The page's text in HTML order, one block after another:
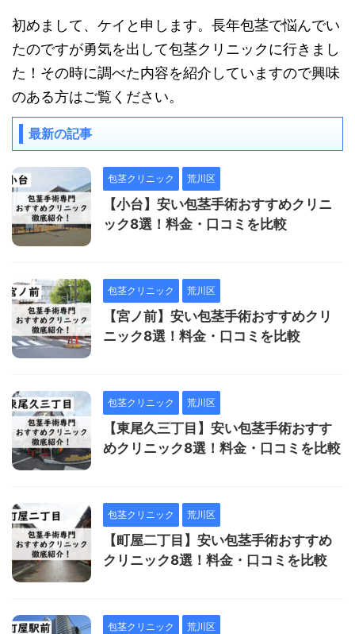
初めまして、ケイと申します。長年包茎で悩んでい
たのですが勇気を出して包茎クリニックに行きまし
た！その時に調べた内容を紹介していますので興味
のある方はご覧ください。
最新の記事
包茎クリニック 荒川区
【小台】安い包茎手術おすすめクリニ
ック8選！料金・口コミを比較
包茎クリニック 荒川区
【宮ノ前】安い包茎手術おすすめクリ
ニック8選！料金・口コミを比較
包茎クリニック 荒川区
【東尾久三丁目】安い包茎手術おすす
めクリニック8選！料金・口コミを比較
包茎クリニック 荒川区
【町屋二丁目】安い包茎手術おすすめ
クリニック8選！料金・口コミを比較
包茎クリニック 荒川区